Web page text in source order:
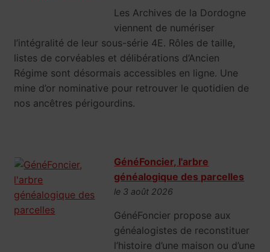
Les Archives de la Dordogne
viennent de numériser
l’intégralité de leur sous-série 4E. Rôles de taille,
listes de corvéables et délibérations d’Ancien
Régime sont désormais accessibles en ligne. Une
mine d’or nominative pour retrouver le quotidien de
nos ancêtres périgourdins.
GénéFoncier, l'arbre
généalogique des parcelles
le 3 août 2026
GénéFoncier propose aux
généalogistes de reconstituer
l’histoire d’une maison ou d’une